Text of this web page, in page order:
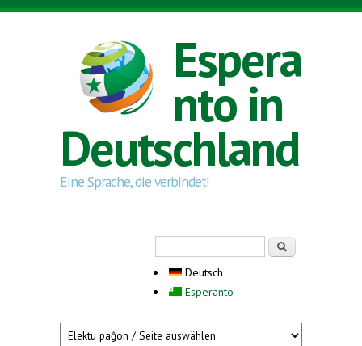
Direkt zum Inhalt
Espera
nto in
Deutschland
Eine Sprache, die verbindet!
Deutsch
Esperanto